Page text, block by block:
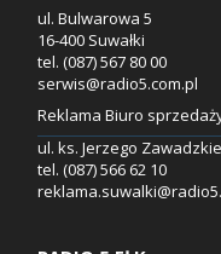
ul. Bulwarowa 5
16-400 Suwałki
tel. (087) 567 80 00
serwis@radio5.com.pl
Reklama Biuro
ul. ks. Jerzego
tel. (087) 566 62 10